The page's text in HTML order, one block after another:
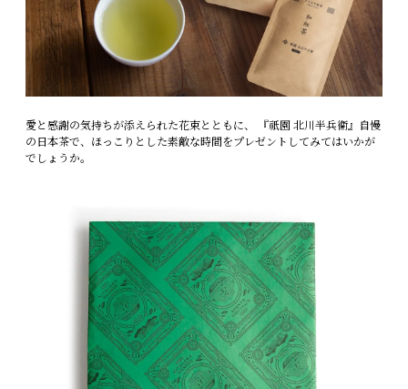
愛と感謝の気持ちが添えられた花束とともに、 『祇園 北川半兵衞』自慢
の日本茶で、ほっこりとした素敵な時間をプレゼントしてみてはいかが
でしょうか。